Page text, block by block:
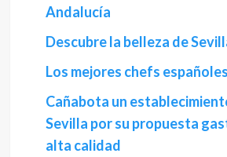
Andalucía
Descubre la belleza de
Los mejores chefs
Cañabota un
Sevilla por su propuesta
alta calidad